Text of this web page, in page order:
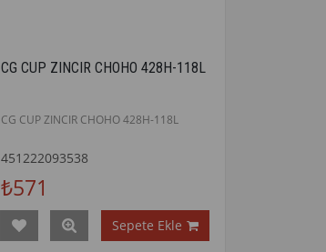
CG CUP ZINCIR CHOHO 428H-118L
CG CUP ZINCIR CHOHO 428H-118L
451222093538
₺571
Sepete Ekle